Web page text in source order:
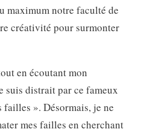
maximum notre faculté de
créativité pour surmonter
en écoutant mon
suis distrait par ce fameux
». Désormais, je ne
mes failles en cherchant